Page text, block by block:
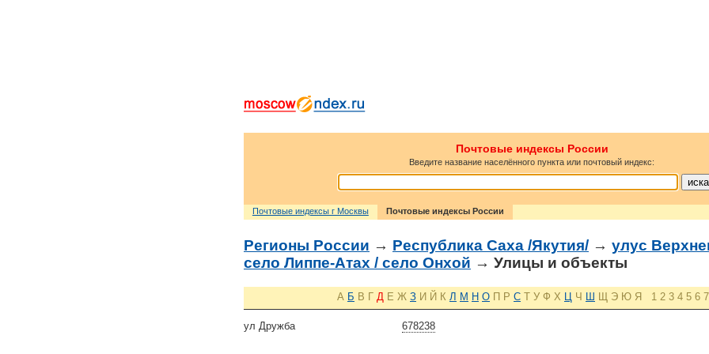
Почтовые индексы России
Введите название населённого пункта или почтовый индекс:
Почтовые индексы г Москвы Почтовые индексы России
Регионы России → Республика Саха /Якутия/ → улус
село Липпе-Атах / село Онхой → Улицы и объекты
А Б В Г Д Е Ж З И Й К Л М Н О П Р С Т У Ф Х Ц Ч Ш Щ Э Ю Я 1 2 3 4 5 6 7
678238
ул Дружба